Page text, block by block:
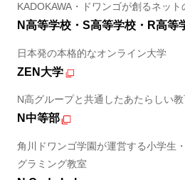
KADOKAWA・ドワンゴが創るネット
N高等学校・S高等学校・R高等
日本発の本格的なオンライン大学
ZEN大学
N高グループと共通したあたらしい
N中等部
角川ドワンゴ学園が運営する小学生
グラミング教室